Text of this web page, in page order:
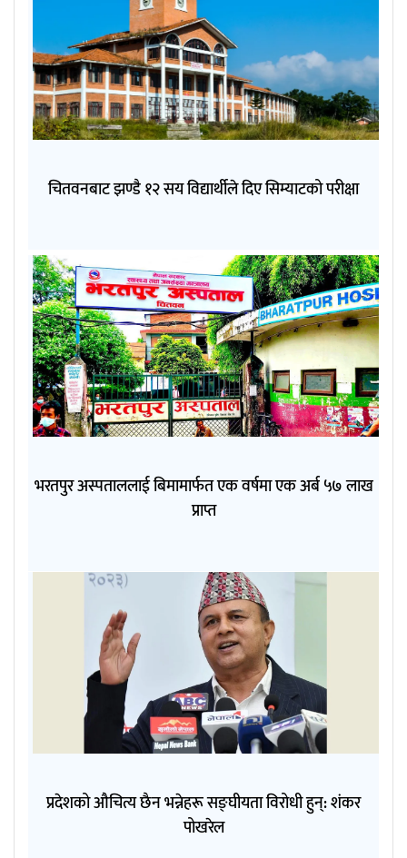
चितवनबाट झण्डै १२ सय विद्यार्थीले दिए सिम्याटको परीक्षा
भरतपुर अस्पताललाई बिमामार्फत एक वर्षमा एक अर्ब ५७ लाख
प्राप्त
प्रदेशको औचित्य छैन भन्नेहरू सङ्घीयता विरोधी हुन्: शंकर
पोखरेल